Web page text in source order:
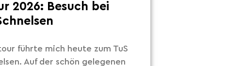
2026: Besuch bei
führte mich heute zum TuS
Auf der schön gelegenen